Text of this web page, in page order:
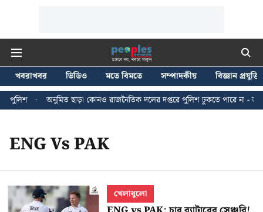
খবরাখবর ভিডিও মতে বিমতে সম্পাদকীয়
বিজ্ঞান প্রযুক্তি
পুলিশ
অনুমিত ছাড়া কোনও রাজনৈতিক দলের দপ্তরে পুলিশ ঢুকতে পারে না - জন
ENG Vs PAK
খেলাধুলো